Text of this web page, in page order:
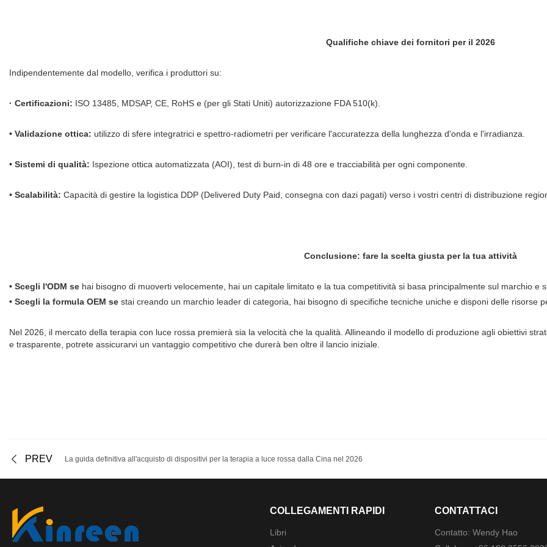
Qualifiche chiave dei fornitori per il 2026
Indipendentemente dal modello, verifica i produttori su:
· Certificazioni: ISO 13485, MDSAP, CE, RoHS e (per gli Stati Uniti) autorizzazione FDA 510(k).
• Validazione ottica: utilizzo di sfere integratrici e spettro-radiometri per verificare l'accuratezza della lunghezza d'onda e l'irradianza.
• Sistemi di qualità: Ispezione ottica automatizzata (AOI), test di burn-in di 48 ore e tracciabilità per ogni componente.
• Scalabilità: Capacità di gestire la logistica DDP (Delivered Duty Paid, consegna con dazi pagati) verso i vostri centri di distribuzione
Conclusione: fare la scelta giusta per la tua attività
• Scegli l'ODM se hai bisogno di muoverti velocemente, hai un capitale limitato e la tua competitività si basa principalmente sul marchio
• Scegli la formula OEM se stai creando un marchio leader di categoria, hai bisogno di specifiche tecniche uniche e disponi delle risorse
Nel 2026, il mercato della terapia con luce rossa premierà sia la velocità che la qualità. Allineando il modello di produzione agli obiettivi
e trasparente, potrete assicurarvi un vantaggio competitivo che durerà ben oltre il lancio iniziale.
PREV La guida definitiva all'acquisto di dispositivi per la terapia a luce rossa dalla Cina nel 2026
COLLEGAMENTI RAPIDI
Libri
CONTATTACI
Contatto: Wendy Hao